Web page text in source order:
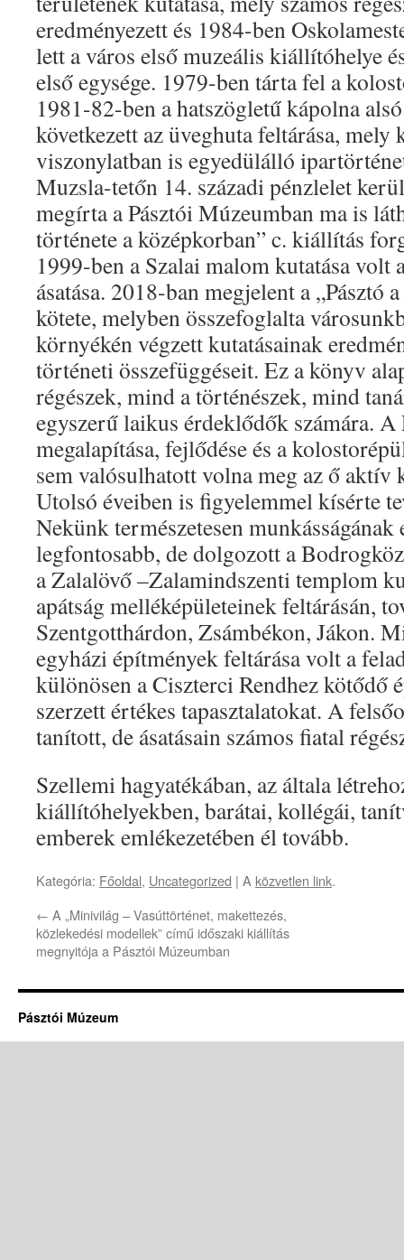
eredményezett és 1984-ben
lett a város első muzeális kiállítóhelye
első egysége. 1979-ben tárta fel a
1981-82-ben a hatszögletű kápolna
következett az üveghuta feltárása, mely
viszonylatban is egyedülálló
Muzsla-tetőn 14. századi pénzlelet
megírta a Pásztói Múzeumban ma is
története a középkorban” c. kiállítás
1999-ben a Szalai malom kutatása volt
ásatása. 2018-ban megjelent a „Pásztó
kötete, melyben összefoglalta
környékén végzett kutatásainak
történeti összefüggéseit. Ez a könyv
régészek, mind a történészek, mind
egyszerű laikus érdeklődők számára.
megalapítása, fejlődése és a
sem valósulhatott volna meg az ő aktív
Utolsó éveiben is figyelemmel kísérte
Nekünk természetesen munkásságának
legfontosabb, de dolgozott a
a Zalalövő –Zalamindszenti templom
apátság melléképületeinek feltárásán,
Szentgotthárdon, Zsámbékon, Jákon.
egyházi építmények feltárása volt a
különösen a Ciszterci Rendhez kötődő
szerzett értékes tapasztalatokat. A
tanított, de ásatásain számos fiatal
Szellemi hagyatékában, az általa
kiállítóhelyekben, barátai, kollégái,
emberek emlékezetében él tovább.
Kategória: Főoldal, Uncategorized | A közvetlen link.
← A „Minivilág – Vasúttörténet, makettezés,
közlekedési modellek” című időszaki kiállítás
megnyitója a Pásztói Múzeumban
Pásztói Múzeum